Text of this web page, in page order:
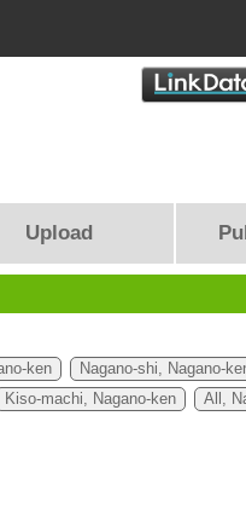
Upload
ken
Nagano-shi, Nagano-
Kiso-machi, Nagano-ken All,